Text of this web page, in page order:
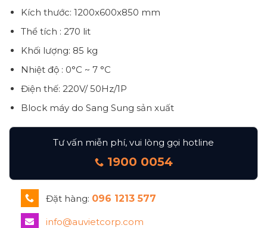
Kích thước: 1200x600x850 mm
Thể tích : 270 lit
Khối lượng: 85 kg
Nhiệt độ : 0°C ~ 7 °C
Điện thế: 220V/ 50Hz/1P
Block máy do Sang Sung sản xuất
Tư vấn miễn phí, vui lòng gọi hotline
1900 0054
Đặt hàng: 096 1213 577
info@auvietcorp.com